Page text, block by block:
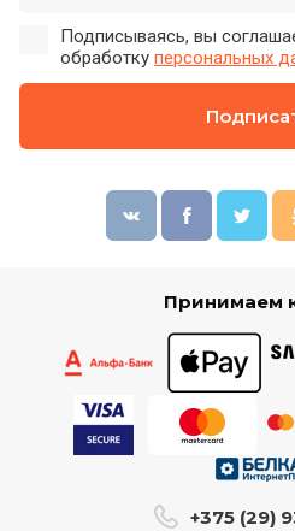
Подписываясь, вы
обработку персональных
Принимаем
+375 (29)